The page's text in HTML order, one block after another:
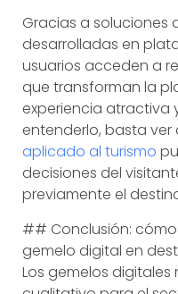
Gracias a soluciones
desarrolladas en
usuarios acceden a
que transforman la
experiencia atractiva
entenderlo, basta ver
aplicado al turismo
decisiones del
previamente el
## Conclusión:
gemelo digital en
Los gemelos